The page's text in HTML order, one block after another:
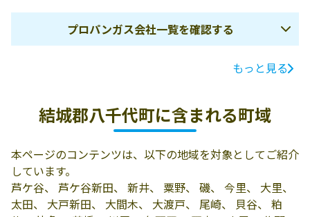
プロパンガス会社一覧を確認する
電話番号
菅谷1177-9
料店
村貫166-2
有限会社高塚石
油
結城郡八千代町
平塚3515-4
0296-48-0352
もっと見る
結城郡八千代町に含まれる町域
本ページのコンテンツは、以下の地域を対象としてご紹介
しています。
芦ケ谷、 芦ケ谷新田、 新井、 粟野、 磯、 今里、 大里、
太田、 大戸新田、 大間木、 大渡戸、 尾崎、 貝谷、 粕